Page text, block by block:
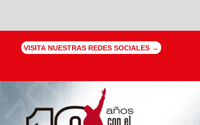
VISITA NUESTRAS REDES SOCIALES →